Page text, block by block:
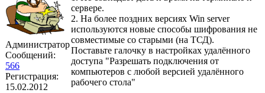
Администратор
Сообщений:
566
Регистрация:
15.02.2012
сервере.
2. На более поздних версиях Win server
используются новые способы шифрования не
совместимые со старыми (на ТСД).
Поставьте галочку в настройках удалённого
доступа "Разрешать подключения от
компьютеров с любой версией удалённого
рабочего стола"